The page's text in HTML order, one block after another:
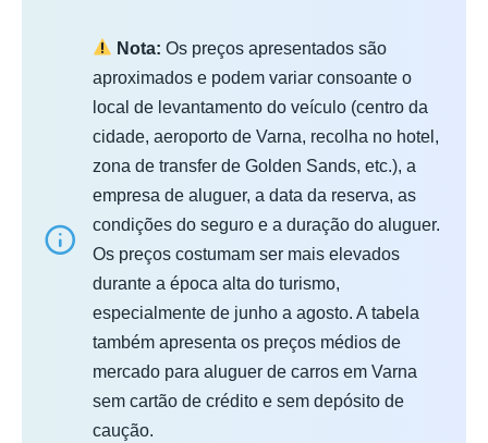
Nota: Os preços apresentados são
aproximados e podem variar consoante o
local de levantamento do veículo (centro da
cidade, aeroporto de Varna, recolha no hotel,
zona de transfer de Golden Sands, etc.), a
empresa de aluguer, a data da reserva, as
condições do seguro e a duração do aluguer.
Os preços costumam ser mais elevados
durante a época alta do turismo,
especialmente de junho a agosto. A tabela
também apresenta os preços médios de
mercado para aluguer de carros em Varna
sem cartão de crédito e sem depósito de
caução.